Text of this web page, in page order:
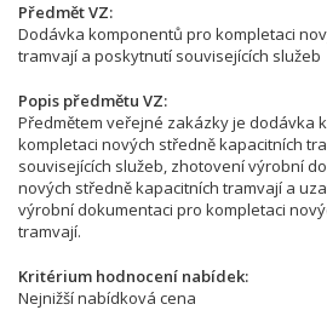
Předmět VZ
Dodávka komponentů pro kompletaci
tramvají a poskytnutí souvisejících služeb
Popis předmětu VZ
Předmětem veřejné zakázky je dodávka
kompletaci nových středně kapacitních
souvisejících služeb, zhotovení výrobní
nových středně kapacitních tramvají a
výrobní dokumentaci pro kompletaci
tramvají.
Kritérium hodnocení nabídek
Nejnižší nabídková cena